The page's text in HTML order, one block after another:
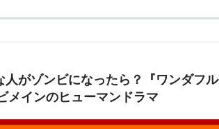
がゾンビになったら？『ワンダフ
メインのヒューマンドラマ